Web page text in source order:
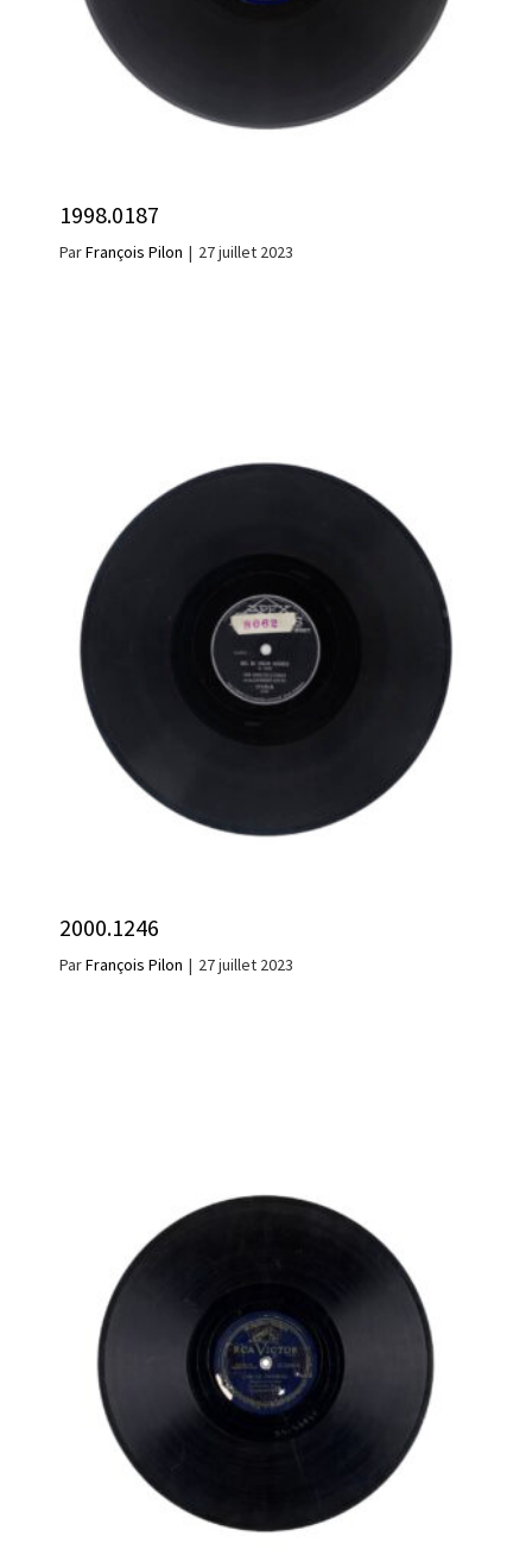
1998.0187
ParFrançois Pilon | 27 juillet 2023
2000.1246
ParFrançois Pilon | 27 juillet 2023